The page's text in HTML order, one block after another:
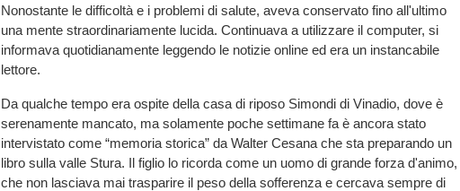
Nonostante le difficoltà e i problemi di salute, aveva conservato fino all'ultimo
una mente straordinariamente lucida. Continuava a utilizzare il computer, si
informava quotidianamente leggendo le notizie online ed era un instancabile
lettore.
Da qualche tempo era ospite della casa di riposo Simondi di Vinadio, dove è
serenamente mancato, ma solamente poche settimane fa è ancora stato
intervistato come “memoria storica” da Walter Cesana che sta preparando un
libro sulla valle Stura. Il figlio lo ricorda come un uomo di grande forza d'animo,
che non lasciava mai trasparire il peso della sofferenza e cercava sempre di